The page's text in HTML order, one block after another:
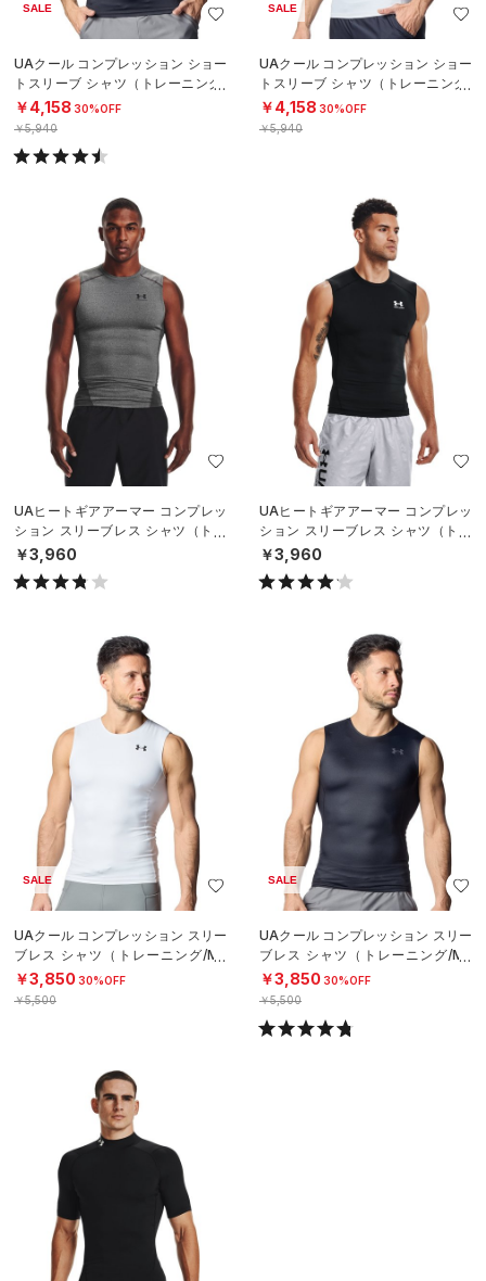
SALE
UAクール コンプレッション ショー
トスリーブ シャツ（トレーニング/
MEN）
￥4,158 30%OFF
￥5,940
SALE
UAクール コンプレッション ショー
トスリーブ シャツ（トレーニング/
MEN）
￥4,158 30%OFF
￥5,940
UAヒートギアアーマー コンプレッ
ション スリーブレス シャツ（トレ
ーニング/MEN）
￥3,960
UAヒートギアアーマー コンプレッ
ション スリーブレス シャツ（トレ
ーニング/MEN）
￥3,960
SALE
UAクール コンプレッション スリー
ブレス シャツ（トレーニング/ME
N）
￥3,850 30%OFF
￥5,500
SALE
UAクール コンプレッション スリー
ブレス シャツ（トレーニング/ME
N）
￥3,850 30%OFF
￥5,500